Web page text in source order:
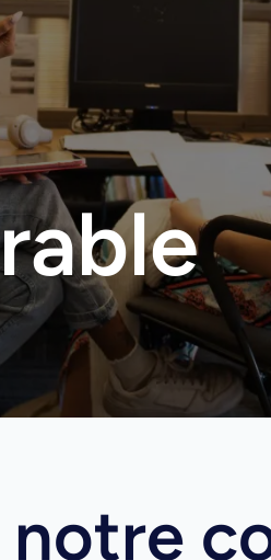
notre